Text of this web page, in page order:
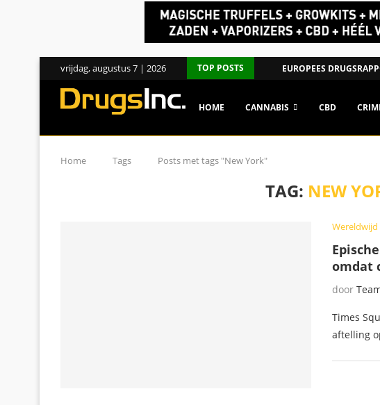
vrijdag, augustus 7 | 2026 TOP POSTS EUROPEES
HOME CANNABIS CBD
Home Tags Posts met tags "New York"
TAG: NEW
omdat
door
Times
aftelling